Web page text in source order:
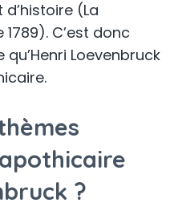
(La
C’est donc
Loevenbruck
?